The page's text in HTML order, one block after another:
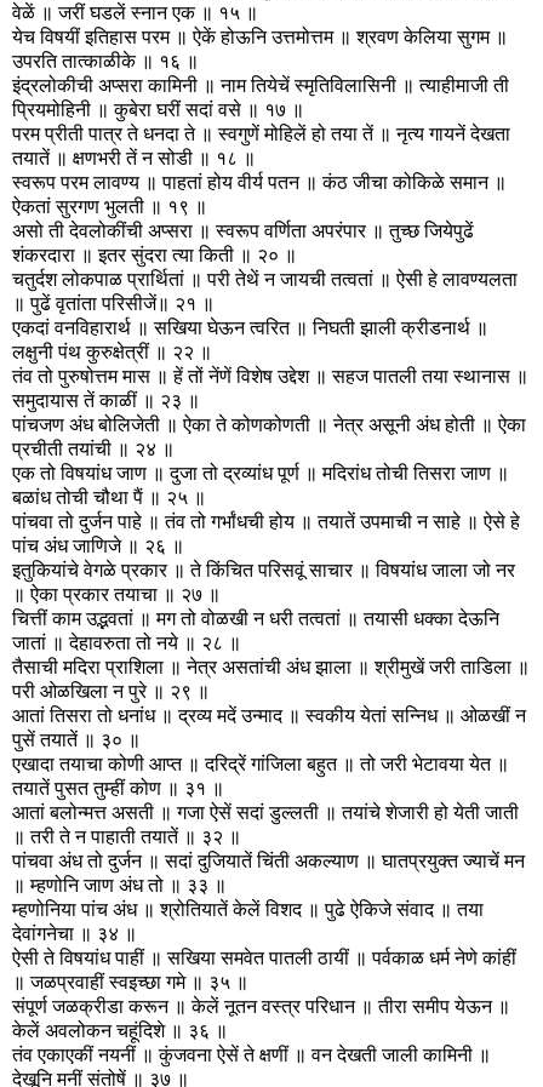
वेळें ॥ जरीं घडलें स्नान एक ॥ १५ ॥
येच विषयीं इतिहास परम ॥ ऐकें होऊनि उत्तमोत्तम ॥ श्रवण केलिया सुगम ॥
उपरति तात्काळीके ॥ १६ ॥
इंद्रलोकीची अप्सरा कामिनी ॥ नाम तियेचें स्मृतिविलासिनी ॥ त्याहीमाजी ती
प्रियमोहिनी ॥ कुबेरा घरीं सदां वसे ॥ १७ ॥
परम प्रीती पात्र ते धनदा ते ॥ स्वगुणें मोहिलें हो तया तें ॥ नृत्य गायनें देखता
तयातें ॥ क्षणभरी तें न सोडी ॥ १८ ॥
स्वरूप परम लावण्य ॥ पाहतां होय वीर्य पतन ॥ कंठ जीचा कोकिळे समान ॥
ऐकतां सुरगण भुलती ॥ १९ ॥
असो ती देवलोकींची अप्सरा ॥ स्वरूप वर्णिता अपरंपार ॥ तुच्छ जियेपुढें
शंकरदारा ॥ इतर सुंदरा त्या किती ॥ २० ॥
चतुर्दश लोकपाळ प्रार्थितां ॥ परी तेथें न जायची तत्वतां ॥ ऐसी हे लावण्यलता
॥ पुढें वृतांता परिसीजें॥ २१ ॥
एकदां वनविहारार्थ ॥ सखिया घेऊन त्वरित ॥ निघती झाली क्रीडनार्थ ॥
लक्षुनी पंथ कुरुक्षेत्रीं ॥ २२ ॥
तंव तो पुरुषोत्तम मास ॥ हें तों नेंणें विशेष उद्देश ॥ सहज पातली तया स्थानास ॥
समुदायास तें काळीं ॥ २३ ॥
पांचजण अंध बोलिजेती ॥ ऐका ते कोणकोणती ॥ नेत्र असूनी अंध होती ॥ ऐका
प्रचीती तयांची ॥ २४ ॥
एक तो विषयांध जाण ॥ दुजा तो द्रव्यांध पूर्ण ॥ मदिरांध तोची तिसरा जाण ॥
बळांध तोची चौथा पैं ॥ २५ ॥
पांचवा तो दुर्जन पाहे ॥ तंव तो गर्भांधची होय ॥ तयातें उपमाची न साहे ॥ ऐसे हे
पांच अंध जाणिजे ॥ २६ ॥
इतुकियांचे वेगळे प्रकार ॥ ते किंचित परिसवूं साचार ॥ विषयांध जाला जो नर
॥ ऐका प्रकार तयाचा ॥ २७ ॥
चित्तीं काम उद्भवतां ॥ मग तो वोळखी न धरी तत्वतां ॥ तयासी धक्का देऊनि
जातां ॥ देहावरुता तो नये ॥ २८ ॥
तैसाची मदिरा प्राशिला ॥ नेत्र असतांची अंध झाला ॥ श्रीमुखें जरी ताडिला ॥
परी ओळखिला न पुरे ॥ २९ ॥
आतां तिसरा तो धनांध ॥ द्रव्य मदें उन्माद ॥ स्वकीय येतां सन्निध ॥ ओळखीं न
पुसें तयातें ॥ ३० ॥
एखादा तयाचा कोणी आप्त ॥ दरिद्रें गांजिला बहुत ॥ तो जरी भेटावया येत ॥
तयातें पुसत तुम्हीं कोण ॥ ३१ ॥
आतां बलोन्मत्त असती ॥ गजा ऐसें सदां डुल्लती ॥ तयांचे शेजारी हो येती जाती
॥ तरी ते न पाहाती तयातें ॥ ३२ ॥
पांचवा अंध तो दुर्जन ॥ सदां दुजियातें चिंती अकल्याण ॥ घातप्रयुक्त ज्याचें मन
॥ म्हणोनि जाण अंध तो ॥ ३३ ॥
म्हणोनिया पांच अंध ॥ श्रोतियातें केलें विशद ॥ पुढे ऐकिजे संवाद ॥ तया
देवांगनेचा ॥ ३४ ॥
ऐसी ते विषयांध पाहीं ॥ सखिया समवेत पातली ठायीं ॥ पर्वकाळ धर्म नेणे कांहीं
॥ जळप्रवाहीं स्वइच्छा गमे ॥ ३५ ॥
संपूर्ण जळक्रीडा करून ॥ केलें नूतन वस्त्र परिधान ॥ तीरा समीप येऊन ॥
केलें अवलोकन चहूंदिशे ॥ ३६ ॥
तंव एकाएकीं नयनीं ॥ कुंजवना ऐसें ते क्षणीं ॥ वन देखती जाली कामिनी ॥
देखूनि मनीं संतोषें ॥ ३७ ॥